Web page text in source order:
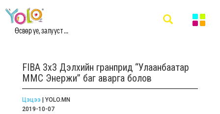
Өсвөр үе, залууст ...
FIBA 3x3 Дэлхийн гранприд “Улаанбаатар
ММС Энержи” баг аварга болов
Цэцээ | YOLO.MN
2019-10-07